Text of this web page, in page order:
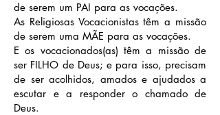
de serem um PAI para as vocações.
As Religiosas Vocacionistas têm a missão
de serem uma MÃE para as vocações.
E os vocacionados(as) têm a missão de
ser FILHO de Deus; e para isso, precisam
de ser acolhidos, amados e ajudados a
escutar e a responder o chamado de
Deus.